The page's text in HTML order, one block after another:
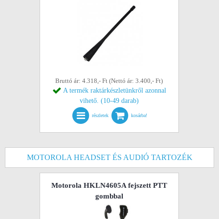
Bruttó ár: 4.318,- Ft (Nettó ár: 3.400,- Ft)
A termék raktárkészletünkről azonnal
vihető. (10-49 darab)
részletek kosárba!
MOTOROLA HEADSET ÉS AUDIÓ TARTOZÉK
Motorola HKLN4605A fejszett PTT
gombbal